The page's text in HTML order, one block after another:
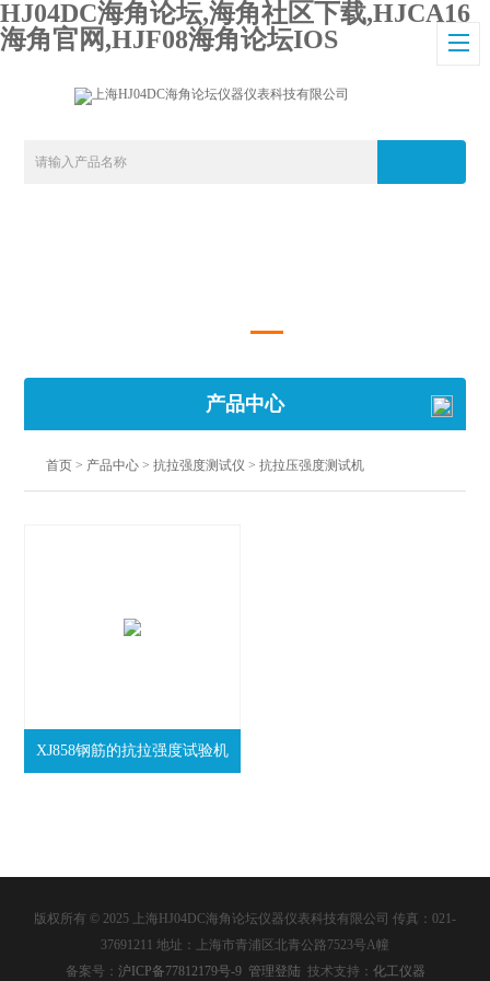
HJ04DC海角论坛,海角社区下载,HJCA16
海角官网,HJF08海角论坛IOS
产品中心
首页 > 产品中心 >抗拉强度测试仪 >抗拉压强度测试机
XJ858钢筋的抗拉强度试验机
版权所有 © 2025 上海HJ04DC海角论坛仪器仪表科技有限公司 传真：021-
37691211 地址：上海市青浦区北青公路7523号A幢
备案号： 沪ICP备77812179号-9 管理登陆 技术支持： 化工仪器